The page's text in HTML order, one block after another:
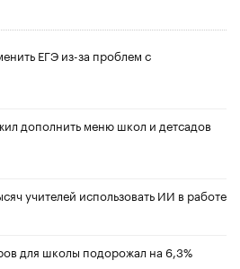
ЕГЭ из-за проблем с
дополнить меню школ и детсадов
учителей использовать ИИ в работе
для школы подорожал на 6,3%